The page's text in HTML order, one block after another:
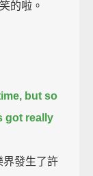
的啦。
but so
got really
界發生了許